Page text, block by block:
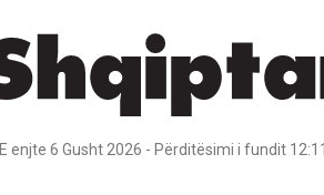
E enjte 6 Gusht 2026 - Përditësimi i fundit 12:11